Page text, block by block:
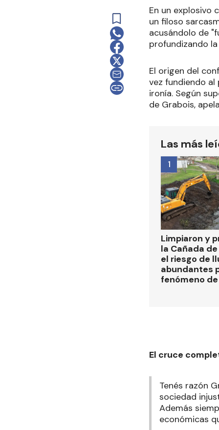
En un explosivo
un filoso
acusándolo de
profundizando
El origen del
vez fundiendo
ironía. Según
de Grabois,
Las más
Limpiaron y
la Cañada
el riesgo de
abundantes
fenómeno de
1
El cruce
Tenés razón
sociedad
Además
económicas